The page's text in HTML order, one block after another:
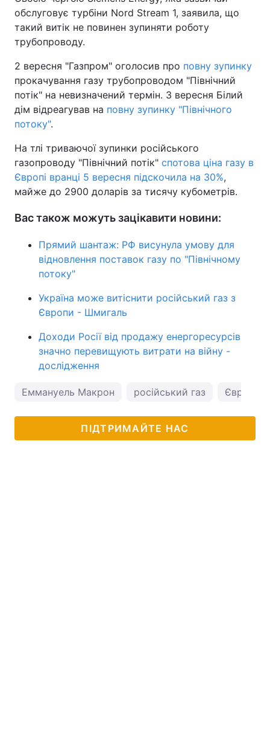
обслуговує турбіни Nord Stream 1, заявила, що
такий витік не повинен зупиняти роботу
трубопроводу.
2 вересня "Газпром" оголосив про повну зупинку
прокачування газу трубопроводом "Північний
потік" на невизначений термін. 3 вересня Білий
дім відреагував на повну зупинку "Північного
потоку".
На тлі триваючої зупинки російського
газопроводу "Північний потік" спотова ціна газу в
Європі вранці 5 вересня підскочила на 30%,
майже до 2900 доларів за тисячу кубометрів.
Вас також можуть зацікавити новини:
Прямий шантаж: РФ висунула умову для
відновлення поставок газу по "Північному
потоку"
Україна може витіснити російський газ з
Європи - Шмигаль
Доходи Росії від продажу енергоресурсів
значно перевищують витрати на війну -
дослідження
Еммануель Макрон російський газ
ПІДТРИМАЙТЕ НАС